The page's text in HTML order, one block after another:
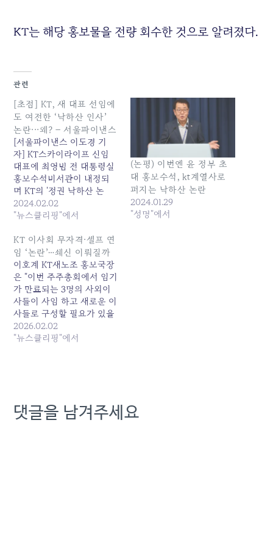
KT는 해당 홍보물을 전량 회수한 것으로 알려졌다.
관련
[초점] KT, 새 대표 선임에
도 여전한 ‘낙하산 인사’
논란···왜? – 서울파이낸스
[서울파이낸스 이도경 기
자] KT스카이라이프 신임
대표에 최영범 전 대통령실
홍보수석비서관이 내정되
며 KT의 '정권 낙하산 논
란'이 또 다시 불거지고 있
다. 2일 업계에 따르면 KT스
사에 최영범 전 대통령실 홍
보수석비서관을 내정했다
고 밝혔다. 인사혁신처에 따
르면 최 전 홍보수석은 정부
공직자윤리위원회 1월 퇴직
공직자 취업심사를 통과했
다.1960년생으로 성균관대
법학과를 졸업한 최 전 수석
은 1985년 동아일보 사회
2024.02.02
"뉴스클리핑"에서
(논평) 이번엔 윤 정부 초
대 홍보수석, kt계열사로
퍼지는 낙하산 논란
2024.01.29
"성명"에서
KT 이사회 무자격·셀프 연
임 ‘논란’…쇄신 이뤄질까
이호계 KT새노조 홍보국장
은 "이번 주주총회에서 임기
가 만료되는 3명의 사외이
사들이 사임 하고 새로운 이
사들로 구성할 필요가 있을
것"이라며 "지금처럼 교수
나 법률가가 아닌 전문가나
2026.02.02
"뉴스클리핑"에서
댓글을 남겨주세요